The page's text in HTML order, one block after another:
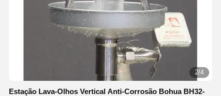
2/4
Estação Lava-Olhos Vertical Anti-Corrosão Bohua BH32-